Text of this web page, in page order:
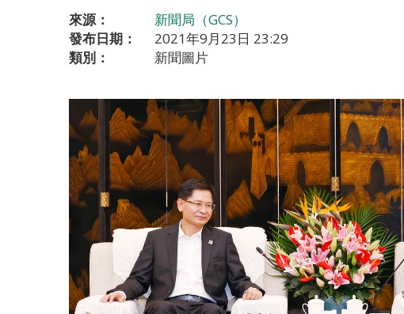
來源：
新聞局（GCS）
發布日期：
2021年9月23日 23:29
類別：
新聞圖片